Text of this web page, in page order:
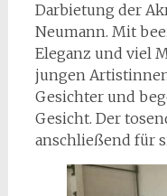
Darbietung der
Neumann. Mit
Eleganz und viel
jungen
Gesichter und
Gesicht. Der
anschließend für